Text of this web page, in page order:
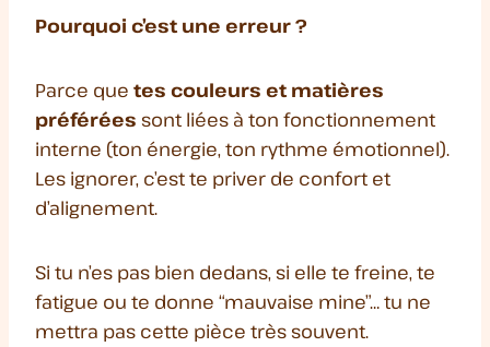
Pourquoi c’est une erreur ?
Parce que tes couleurs et matières
préférées sont liées à ton fonctionnement
interne (ton énergie, ton rythme émotionnel).
Les ignorer, c’est te priver de confort et
d’alignement.
Si tu n’es pas bien dedans, si elle te freine, te
fatigue ou te donne “mauvaise mine”… tu ne
mettra pas cette pièce très souvent.